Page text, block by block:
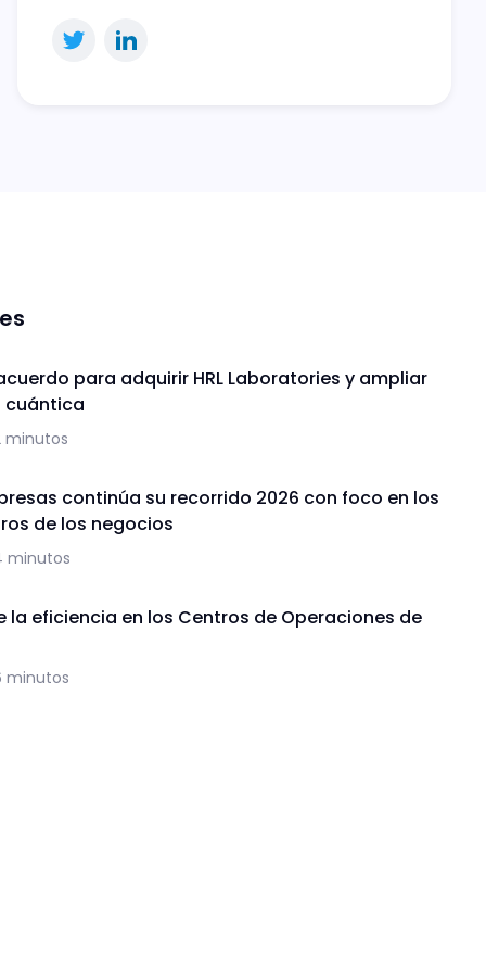
para adquirir HRL Laboratories y ampliar
cuántica
minutos
continúa su recorrido 2026 con foco en los
de los negocios
minutos
la eficiencia en los Centros de Operaciones de
minutos